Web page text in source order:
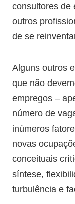
consultores de
outros
de se
Alguns outros
que não
empregos –
número de
inúmeros
novas
conceituais
síntese,
turbulência e